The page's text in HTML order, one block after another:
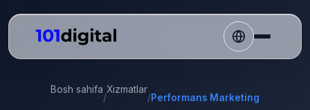
Bosh sahifa
/
Xizmatlar
/Performans Marketing